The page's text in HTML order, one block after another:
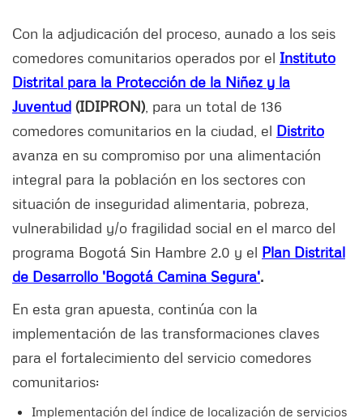
Con la adjudicación del proceso, aunado a los seis
comedores comunitarios operados por el Instituto
Distrital para la Protección de la Niñez y la
Juventud (IDIPRON) , para un total de 136
comedores comunitarios en la ciudad, el Distrito
avanza en su compromiso por una alimentación
integral para la población en los sectores con
situación de inseguridad alimentaria, pobreza,
vulnerabilidad y/o fragilidad social en el marco del
programa Bogotá Sin Hambre 2.0 y el Plan Distrital
de Desarrollo 'Bogotá Camina Segura'.
En esta gran apuesta, continúa con la
implementación de las transformaciones claves
para el fortalecimiento del servicio comedores
comunitarios:
Implementación del índice de localización de servicios